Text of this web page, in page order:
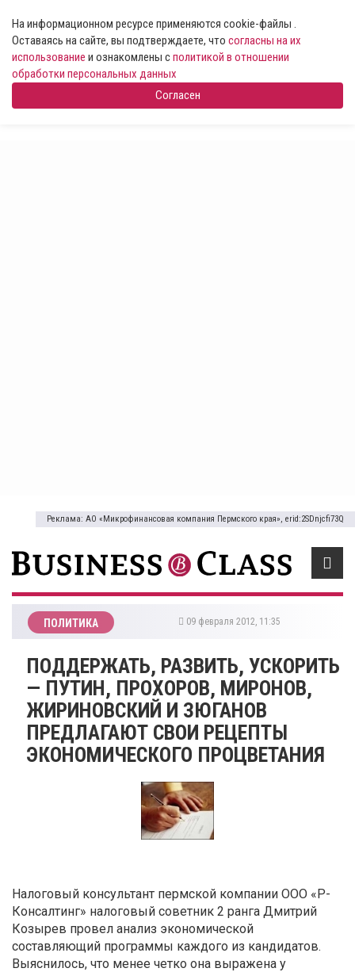
На информационном ресурсе применяются cookie-файлы .
Оставаясь на сайте, вы подтверждаете, что согласны на их
использование и ознакомлены сполитикой в отношении
обработки персональных данных
Согласен
Реклама: АО «Микрофинансовая компания Пермского края», erid:2SDnjcfi73Q
ПОЛИТИКА 09 февраля 2012, 11:35
ПОДДЕРЖАТЬ, РАЗВИТЬ, УСКОРИТЬ
— ПУТИН, ПРОХОРОВ, МИРОНОВ,
ЖИРИНОВСКИЙ И ЗЮГАНОВ
ПРЕДЛАГАЮТ СВОИ РЕЦЕПТЫ
ЭКОНОМИЧЕСКОГО ПРОЦВЕТАНИЯ
Налоговый консультант пермской компании ООО «Р-
Консалтинг» налоговый советник 2 ранга Дмитрий
Козырев провел анализ экономической
составляющий программы каждого из кандидатов.
Выяснилось, что менее четко она выражена у